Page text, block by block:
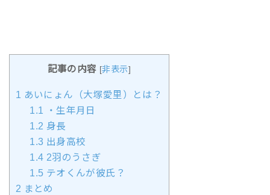
記事の内容 [非表示]
1 あいにょん（大塚愛里）とは？
1.1 ・生年月日
1.2 身長
1.3 出身高校
1.4 2羽のうさぎ
1.5 テオくんが彼氏？
2 まとめ